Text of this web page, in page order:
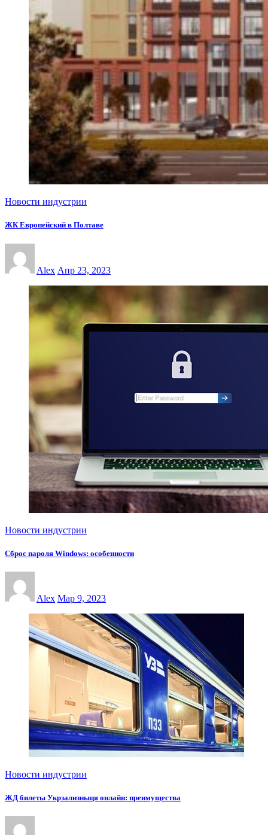
Новости индустрии
ЖК Европейский в Полтаве
Alex Апр 23, 2023
Новости индустрии
Сброс пароля Windows: особенности
Alex Мар 9, 2023
Новости индустрии
ЖД билеты Укрзализныця онлайн: преимущества